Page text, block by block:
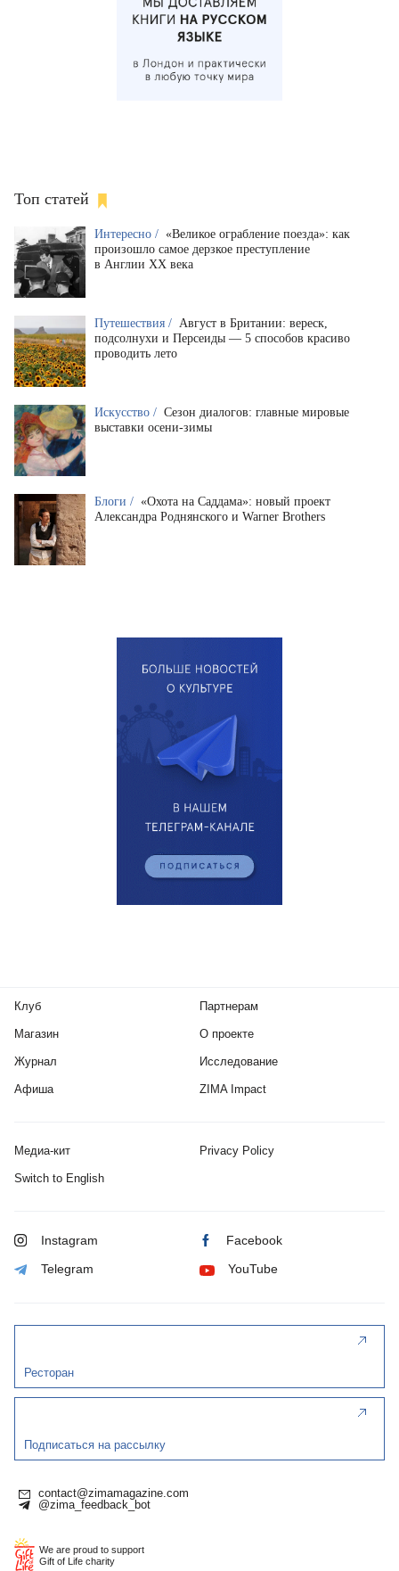
Топ статей
Интересно / «Великое ограбление поезда»: как
произошло самое дерзкое преступление
в Англии XX века
Путешествия / Август в Британии: вереск,
подсолнухи и Персеиды — 5 способов красиво
проводить лето
Искусство / Сезон диалогов: главные мировые
выставки осени-зимы
Блоги / «Охота на Саддама»: новый проект
Александра Роднянского и Warner Brothers
Клуб
Магазин
Журнал
Афиша
Партнерам
О проекте
Исследование
ZIMA Impact
Медиа-кит Privacy Policy
Switch to English
Instagram Facebook
Telegram YouTube
Ресторан
Подписаться на рассылку
contact@zimamagazine.com
@zima_feedback_bot
We are proud to support
Gift of Life charity